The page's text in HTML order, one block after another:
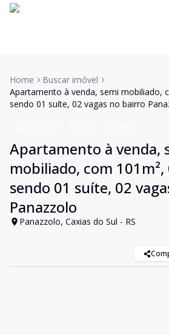
Home
Buscar imóvel
Apartamento à venda, semi mobiliado,
sendo 01 suíte, 02 vagas no bairro
Apartamento à venda,
mobiliado, com
sendo 01 suíte, 02
Panazzolo
Panazzolo, Caxias do Sul - RS